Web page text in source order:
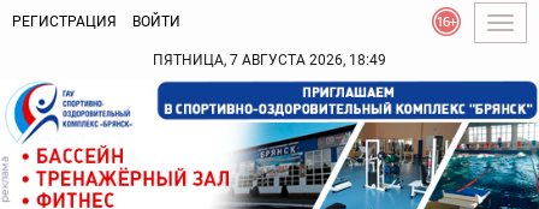
РЕГИСТРАЦИЯ ВОЙТИ
ПЯТНИЦА, 7 АВГУСТА 2026, 18:49